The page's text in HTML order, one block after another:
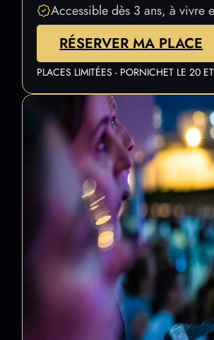
Accessible dès 3 ans, à vivre
RÉSERVER MA PLACE
PLACES LIMITÉES - PORNICHET LE 20